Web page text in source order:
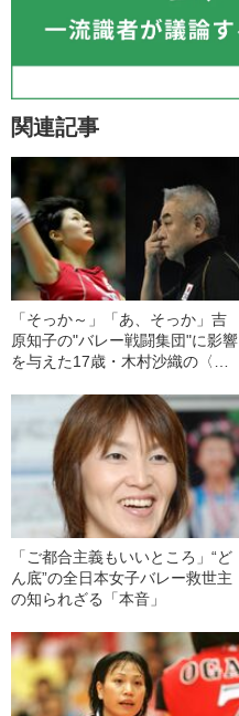
関連記事
「そっか～」「あ、そっか」吉
原知子の"バレー戦闘集団"に影響
を与えた17歳・木村沙織の〈放
「ご都合主義もいいところ」“ど
ん底”の全日本女子バレー救世主
の知られざる「本音」